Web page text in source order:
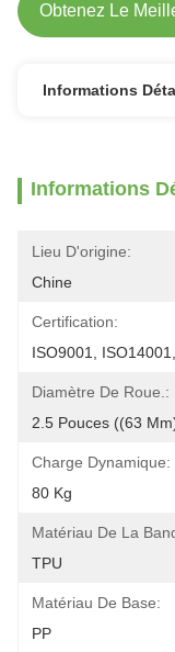
Obtenez Le
Informations
Informations
Lieu D'origine:
Chine
Certification:
ISO9001,
Diamètre De Roue.:
2.5 Pouces ((63
Charge Dynamique:
80 Kg
Matériau De La
TPU
Matériau De Base:
PP